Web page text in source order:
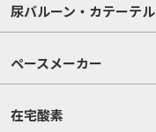
尿バルーン・カテーテル
ペースメーカー
在宅酸素